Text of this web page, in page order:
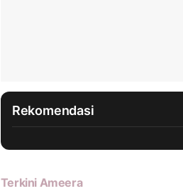
Rekomendasi
Terkini Ameera